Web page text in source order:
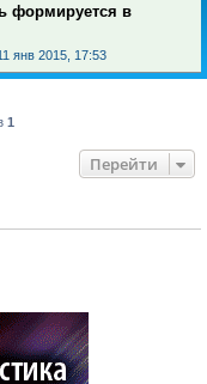
формируется в
янв 2015, 17:53
1
Перейти